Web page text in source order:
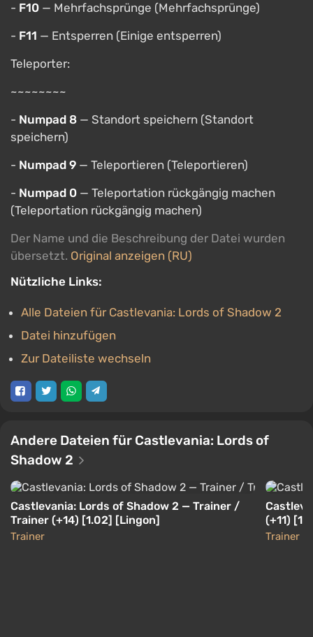
- F10 — Mehrfachsprünge (Mehrfachsprünge)
- F11 — Entsperren (Einige entsperren)
Teleporter:
~~~~~~~~
- Numpad 8 — Standort speichern (Standort
speichern)
- Numpad 9 — Teleportieren (Teleportieren)
- Numpad 0 — Teleportation rückgängig machen
(Teleportation rückgängig machen)
Der Name und die Beschreibung der Datei wurden
übersetzt. Original anzeigen (RU)
Nützliche Links:
Alle Dateien für Castlevania: Lords of Shadow 2
Datei hinzufügen
Zur Dateiliste wechseln
Andere Dateien für Castlevania: Lords of
Shadow 2
Castlevania: Lords of Shadow 2 — Trainer /
Trainer (+14) [1.02] [Lingon]
Trainer
(+11)
Trainer